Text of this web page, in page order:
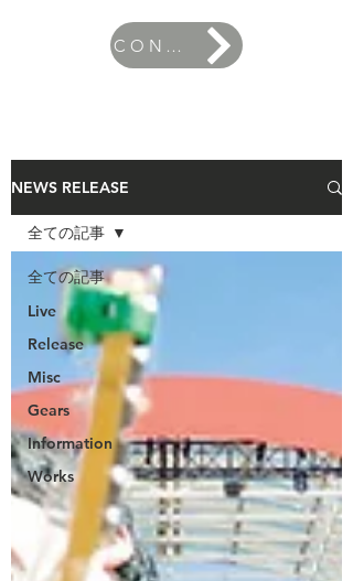
CONTACT
NEWS RELEASE
全ての記事
Live
Release
Misc
Gears
Information
Works
全ての記事